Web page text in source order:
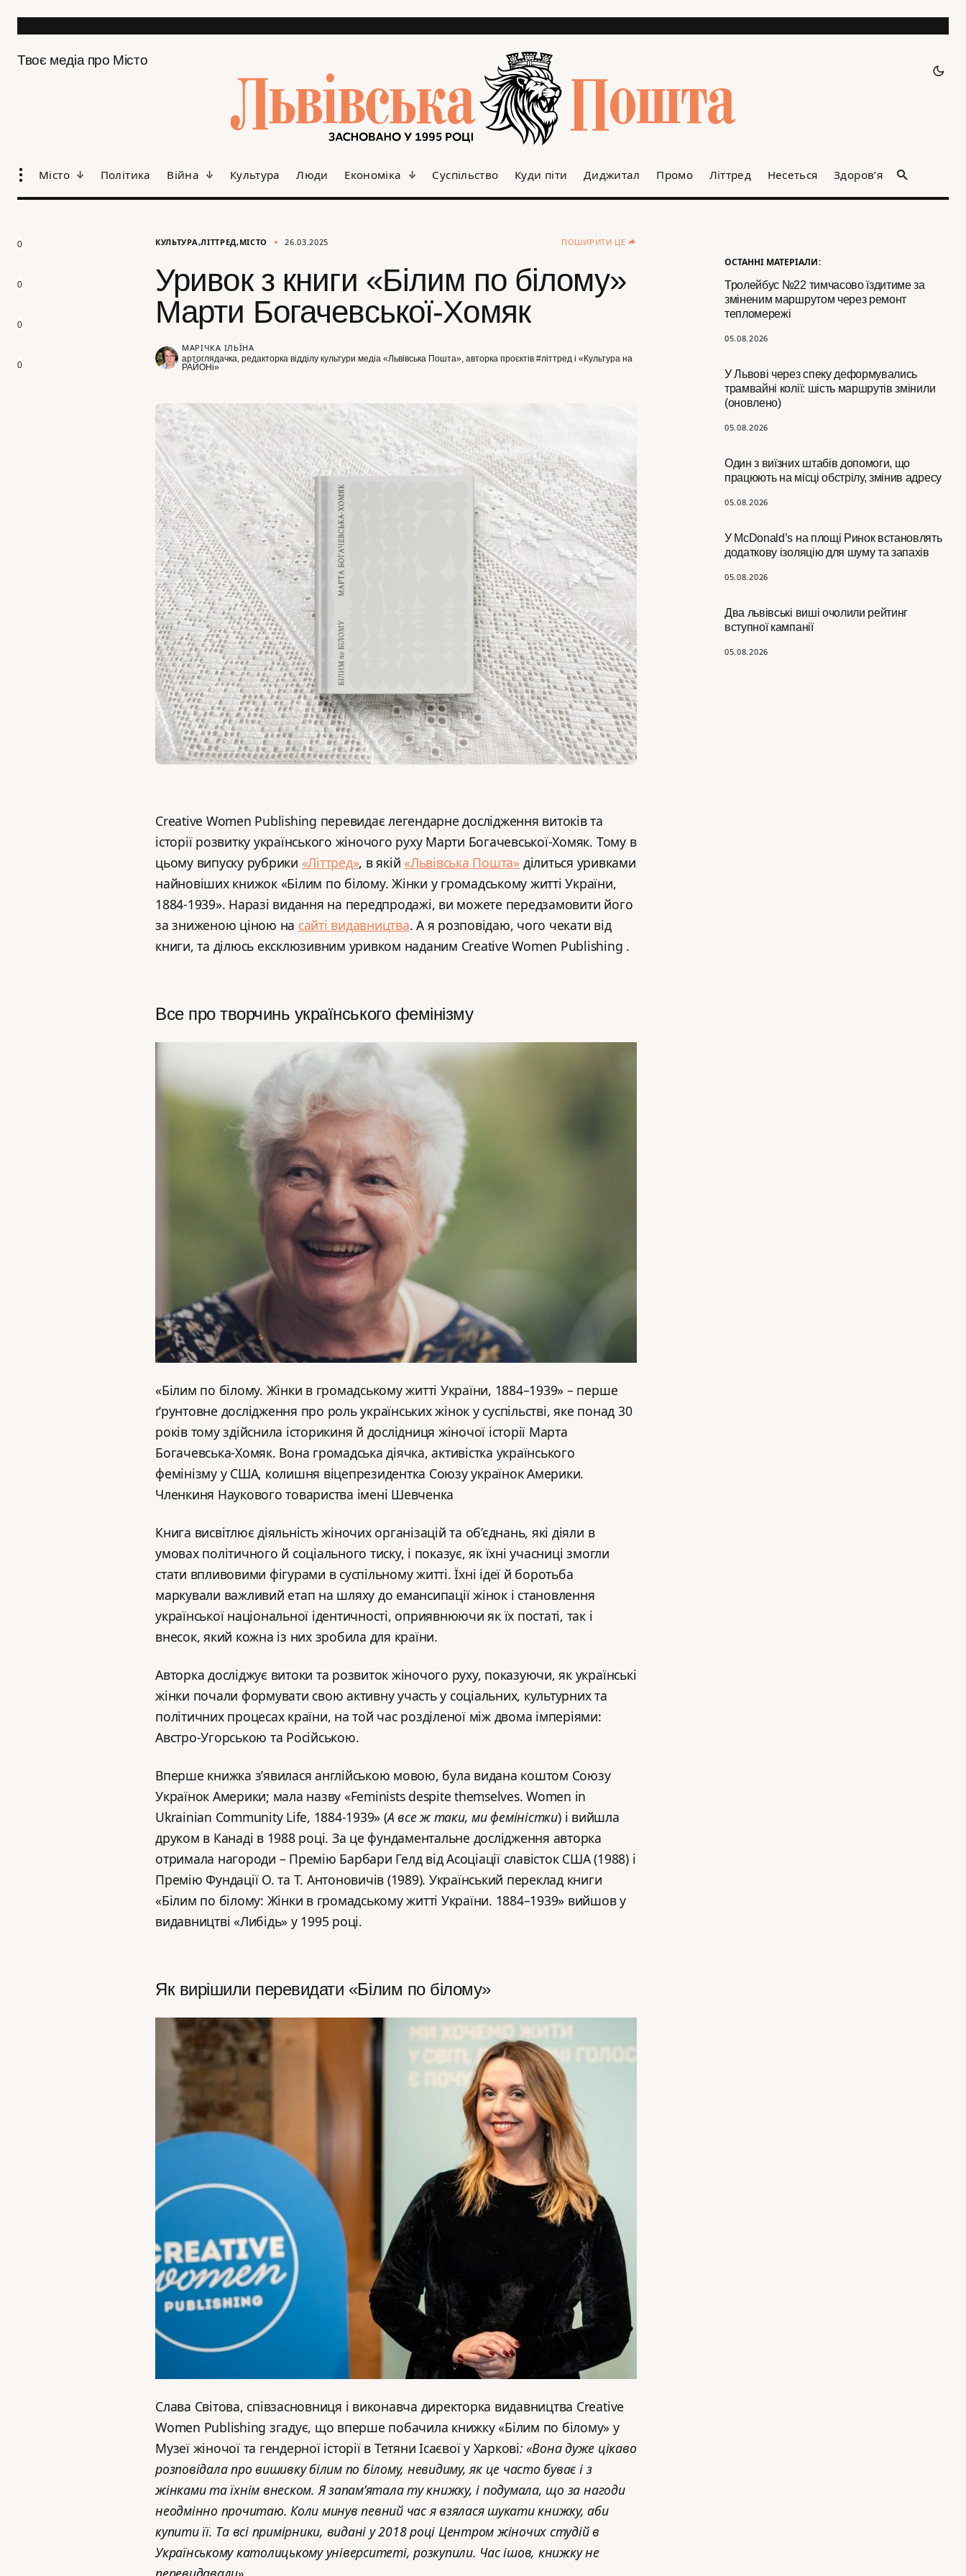
Твоє медіа про Місто
Місто Політика Війна Культура Люди Економіка Суспільство Куди піти Диджитал Промо Літтред Несеться Здоров’я
ОСТАННІ МАТЕРІАЛИ:
Тролейбус №22 тимчасово їздитиме за
зміненим маршрутом через ремонт
тепломережі
05.08.2026
У Львові через спеку деформувались
трамвайні колії: шість маршрутів змінили
(оновлено)
05.08.2026
Один з виїзних штабів допомоги, що
працюють на місці обстрілу, змінив адресу
05.08.2026
У McDonald’s на площі Ринок встановлять
додаткову ізоляцію для шуму та запахів
05.08.2026
Два львівські виші очолили рейтинг
вступної кампанії
05.08.2026
КУЛЬТУРА ЛІТТРЕД МІСТО 26.03.2025 ПОШИРИТИ ЦЕ
Уривок з книги «Білим по білому»
Марти Богачевської-Хомяк
МАРІЧКА ІЛЬЇНА
артоглядачка, редакторка відділу культури медіа «Львівська Пошта», авторка проєктів #літтред і «Культура на
РАЙОНі»
Сreative Women Publishing перевидає легендарне дослідження витоків та
історії розвитку українського жіночого руху Марти Богачевської-Хомяк. Тому в
цьому випуску рубрики «Літтред», в якій«Львівська Пошта» ділиться уривками
найновіших книжок «Білим по білому. Жінки у громадському житті України,
1884-1939». Наразі видання на передпродажі, ви можете передзамовити його
за зниженою ціною на сайті видавництва. А я розповідаю, чого чекати від
книги, та ділюсь ексклюзивним уривком наданим Сreative Women Publishing .
Все про творчинь українського фемінізму
«Білим по білому. Жінки в громадському житті України, 1884–1939» – перше
ґрунтовне дослідження про роль українських жінок у суспільстві, яке понад 30
років тому здійснила історикиня й дослідниця жіночої історії Марта
Богачевська-Хомяк. Вона громадська діячка, активістка українського
фемінізму у США, колишня віцепрезидентка Союзу українок Америки.
Членкиня Наукового товариства імені Шевченка
Книга висвітлює діяльність жіночих організацій та об’єднань, які діяли в
умовах політичного й соціального тиску, і показує, як їхні учасниці змогли
стати впливовими фігурами в суспільному житті. Їхні ідеї й боротьба
маркували важливий етап на шляху до емансипації жінок і становлення
української національної ідентичності, оприявнюючи як їх постаті, так і
внесок, який кожна із них зробила для країни.
Авторка досліджує витоки та розвиток жіночого руху, показуючи, як українські
жінки почали формувати свою активну участь у соціальних, культурних та
політичних процесах країни, на той час розділеної між двома імперіями:
Австро-Угорською та Російською.
Вперше книжка з’явилася англійською мовою, була видана коштом Союзу
Українок Америки; мала назву «Feminists despite themselves. Women in
Ukrainian Community Life, 1884-1939» (А все ж таки, ми феміністки) і вийшла
друком в Канаді в 1988 році. За це фундаментальне дослідження авторка
отримала нагороди – Премію Барбари Гелд від Асоціації славісток США (1988) і
Премію Фундації О. та Т. Антоновичів (1989). Український переклад книги
«Білим по білому: Жінки в громадському житті України. 1884–1939» вийшов у
видавництві «Либідь» у 1995 році.
Як вирішили перевидати «Білим по білому»
Слава Світова, співзасновниця і виконавча директорка видавництва Creative
Women Publishing згадує, що вперше побачила книжку «Білим по білому» у
Музеї жіночої та гендерної історії в Тетяни Ісаєвої у Харкові: «Вона дуже цікаво
розповідала про вишивку білим по білому, невидиму, як це часто буває і з
жінками та їхнім внеском. Я запам’ятала ту книжку, і подумала, що за нагоди
неодмінно прочитаю. Коли минув певний час я взялася шукати книжку, аби
купити її. Та всі примірники, видані у 2018 році Центром жіночих студій в
Українському католицькому університеті, розкупили. Час ішов, книжку не
0
0
0
0